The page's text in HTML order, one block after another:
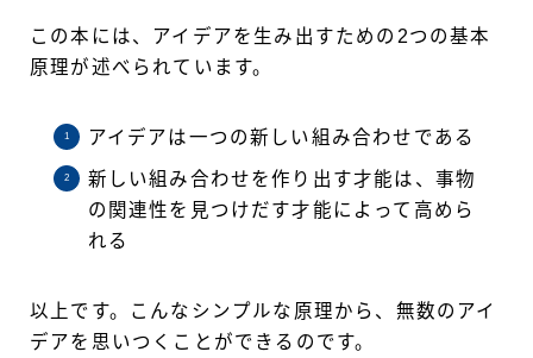
この本には、アイデアを生み出すための2つの基本
原理が述べられています。
アイデアは一つの新しい組み合わせである
新しい組み合わせを作り出す才能は、事物
の関連性を見つけだす才能によって高めら
れる
以上です。こんなシンプルな原理から、無数のアイ
デアを思いつくことができるのです。